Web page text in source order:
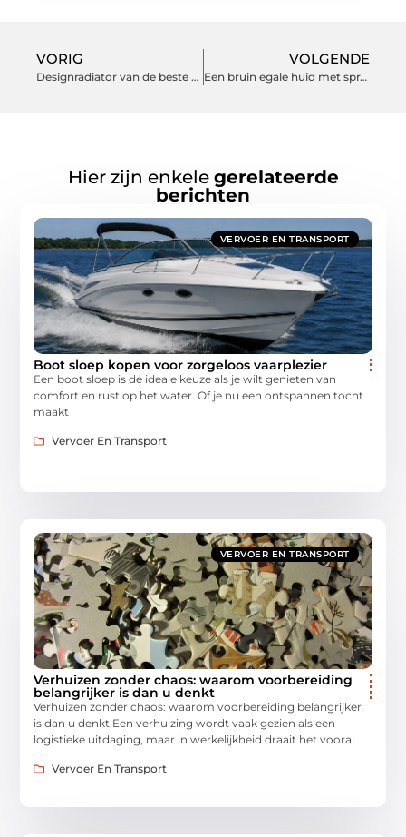
VORIG
Designradiator van de beste kwaliteit
VOLGENDE
Een bruin egale huid met spray tan
Hier zijn enkele gerelateerde
berichten
VERVOER EN TRANSPORT
Boot sloep kopen voor zorgeloos vaarplezier
Een boot sloep is de ideale keuze als je wilt genieten van
comfort en rust op het water. Of je nu een ontspannen tocht
maakt
Vervoer En Transport
VERVOER EN TRANSPORT
Verhuizen zonder chaos: waarom voorbereiding
belangrijker is dan u denkt
Verhuizen zonder chaos: waarom voorbereiding belangrijker
is dan u denkt Een verhuizing wordt vaak gezien als een
logistieke uitdaging, maar in werkelijkheid draait het vooral
Vervoer En Transport